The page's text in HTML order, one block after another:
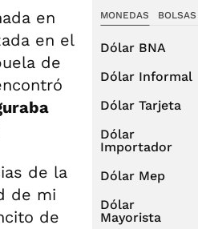
en
en el
de
de la
de mi
de
MONEDAS BOLSAS
Dólar BNA
Dólar Informal
Dólar Tarjeta
Dólar
Importador
Dólar Mep
Dólar
Mayorista